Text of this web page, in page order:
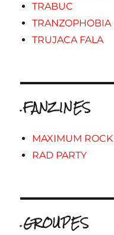
TRABUC
TRANZOPHOBIA
TRUJACA FALA
.FANZINES
MAXIMUM
RAD PARTY
.GROUPES